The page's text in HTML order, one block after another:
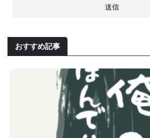
おすすめ記事